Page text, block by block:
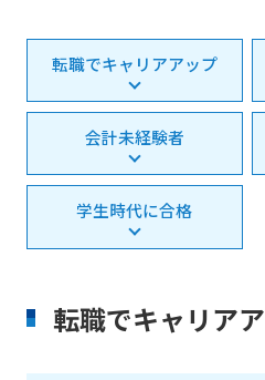
転職でキャリアアップ
会計未経験者
学生時代に合格
転職でキャリア